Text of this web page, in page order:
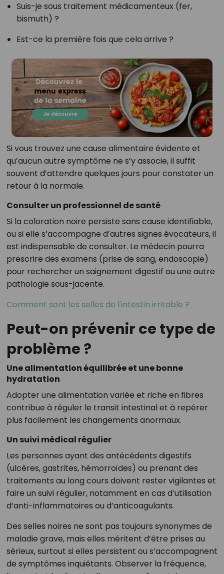
Suis-je sous traitement médicamenteux (fer,
bismuth) ?
Est-ce la première fois que cela arrive ?
Si vous trouvez une cause alimentaire évidente et
qu’aucun autre symptôme ne s’y associe, il suffit
souvent d’attendre quelques jours pour constater un
retour à la normale.
Consulter un professionnel de santé
Si la coloration noire persiste sans cause identifiable,
ou si elle s’accompagne d’autres signes évocateurs, il
est indispensable de consulter. Le médecin pourra
prescrire des examens (prise de sang, endoscopie)
pour rechercher un saignement digestif ou une autre
pathologie sous-jacente.
Comment sont les selles de l'intestin irritable ?
Peut-on prévenir ce type de
problème ?
Une alimentation équilibrée et une bonne
hydratation
Adopter une alimentation variée et riche en fibres
contribue à réguler le transit intestinal et à repérer
plus facilement les changements anormaux.
Un suivi médical régulier
Les personnes ayant des antécédents digestifs
(ulcères, gastrites, hémorroïdes) ou prenant des
traitements au long cours doivent rester vigilantes et
faire un suivi régulier, notamment en cas d’utilisation
d’anti-inflammatoires ou d’anticoagulants.
Des selles noires ne sont pas toujours synonymes de
maladie grave, mais elles méritent d’être prises au
sérieux, surtout si elles persistent ou s’accompagnent
de symptômes inquiétants. Observer la fréquence,